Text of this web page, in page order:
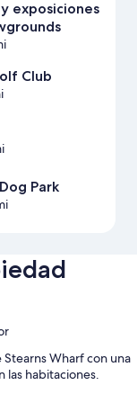
exposiciones
Club
Park
Wharf con una
las habitaciones.